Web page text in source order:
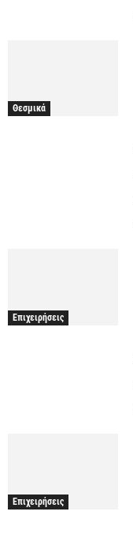
Θεσμικά
Επιχειρήσεις
Επιχειρήσεις